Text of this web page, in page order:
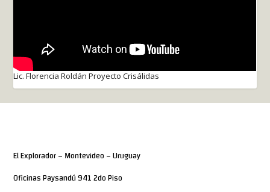
Lic. Florencia Roldán Proyecto Crisálidas
El Explorador – Montevideo – Uruguay
Oficinas Paysandú 941 2do Piso